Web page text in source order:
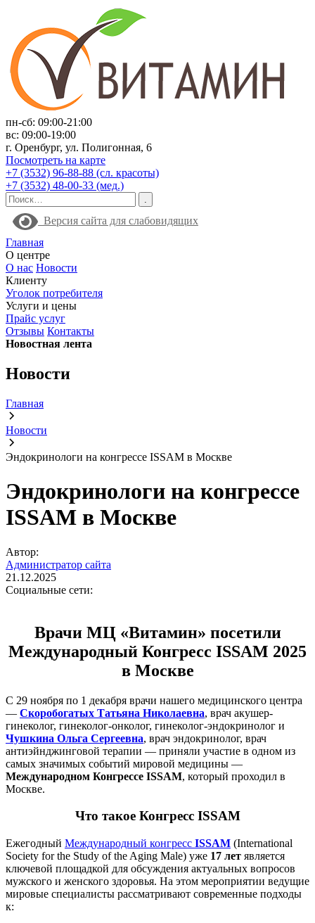
пн-сб: 09:00-21:00
вс: 09:00-19:00
г. Оренбург, ул. Полигонная, 6
Посмотреть на карте
+7 (3532) 96-88-88 (сл. красоты)
+7 (3532) 48-00-33 (мед.)
Версия сайта для слабовидящих
Главная
О центре
О нас Новости
Клиенту
Уголок потребителя
Услуги и цены
Прайс услуг
Отзывы Контакты
Новостная лента
Новости
Главная
Новости
Эндокринологи на конгрессе ISSAM в Москве
Эндокринологи на конгрессе
ISSAM в Москве
Автор:
Администратор сайта
21.12.2025
Социальные сети:
Врачи МЦ «Витамин» посетили
Международный Конгресс ISSAM 2025
в Москве
С 29 ноября по 1 декабря врачи нашего медицинского центра
— Скоробогатых Татьяна Николаевна, врач акушер-
гинеколог, гинеколог-онколог, гинеколог-эндокринолог и
Чушкина Ольга Сергеевна, врач эндокринолог, врач
антиэйнджинговой терапии — приняли участие в одном из
самых значимых событий мировой медицины —
Международном Конгрессе ISSAM, который проходил в
Москве.
Что такое Конгресс ISSAM
Ежегодный Международный конгресс ISSAM (International
Society for the Study of the Aging Male) уже 17 лет является
ключевой площадкой для обсуждения актуальных вопросов
мужского и женского здоровья. На этом мероприятии ведущие
мировые специалисты рассматривают современные подходы
к: